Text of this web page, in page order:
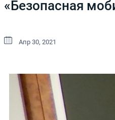
«Безопасная
Апр 30, 2021